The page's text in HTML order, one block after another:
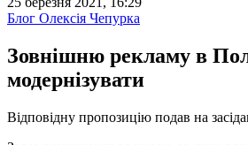
Блог Олексія Чепурка
Зовнішню рекламу в
модернізувати
Відповідну пропозицію подав на